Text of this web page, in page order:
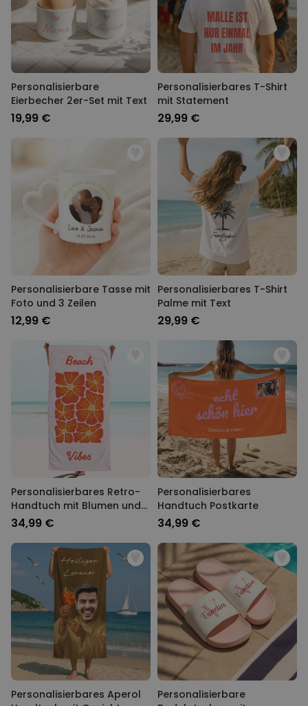
Personalisierbar
Personalisierbares Handtuch
Maritim mit Text
über 1.900
mal gekauft
34,99 €
Personalisierbar
Fotodecke mit Gesicht
mal gekauft
Personalisierbarer Duftbaum
2er Set im Polaroid-Look
über 13.900
mal gekauft
19,99 €
Personalisierbare
Eierbecher 2er-Set mit Text
19,99 €
Personalisierbares T-Shirt
mit Statement
29,99 €
Personalisierbare Tasse mit
Foto und 3 Zeilen
12,99 €
Personalisierbares T-Shirt
Palme mit Text
29,99 €
Personalisierbares Retro-
Handtuch mit Blumen und
Text
34,99 €
Personalisierbares
Handtuch Postkarte
34,99 €
Personalisierbares Aperol
Personalisierbare